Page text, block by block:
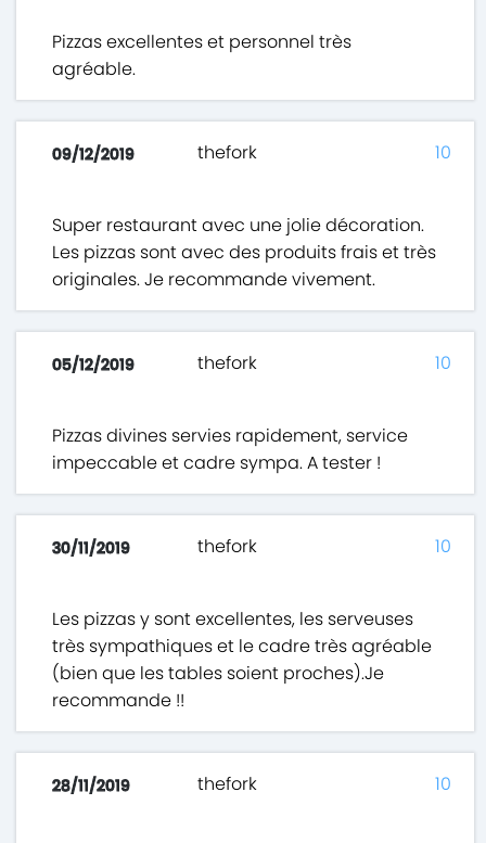
Pizzas excellentes et personnel très
agréable.
09/12/2019 thefork
Super restaurant avec une jolie décoration.
Les pizzas sont avec des produits frais et très
originales. Je recommande vivement.
10
05/12/2019 thefork
Pizzas divines servies rapidement, service
impeccable et cadre sympa. A tester !
10
30/11/2019 thefork
Les pizzas y sont excellentes, les serveuses
très sympathiques et le cadre très agréable
(bien que les tables soient proches).Je
recommande !!
10
28/11/2019 thefork 10